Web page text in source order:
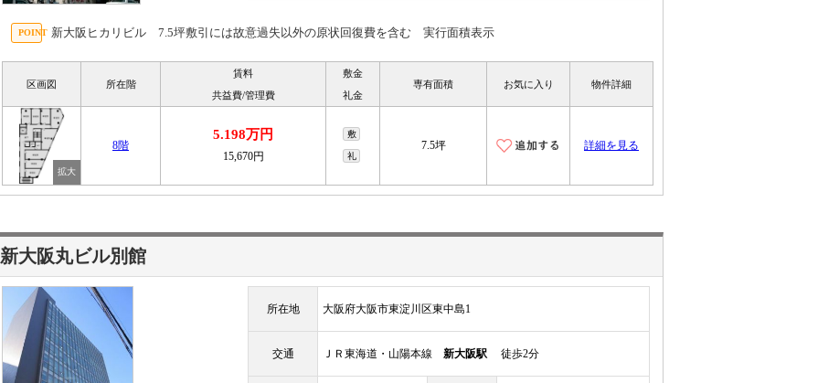
新大阪ヒカリビル 7.5坪敷引には故意過失以外の原状回復費を含む 実行面積表示
区画図 所在階
賃料
共益費/管理費
敷金
礼金
専有面積 お気に入り 物件詳細
8階
5.198万円
15,670円
敷
礼
7.5坪 詳細を見る
新大阪丸ビル別館
所在地 大阪府大阪市東淀川区東中島1
交通 ＪＲ東海道・山陽本線 新大阪駅 徒歩2分